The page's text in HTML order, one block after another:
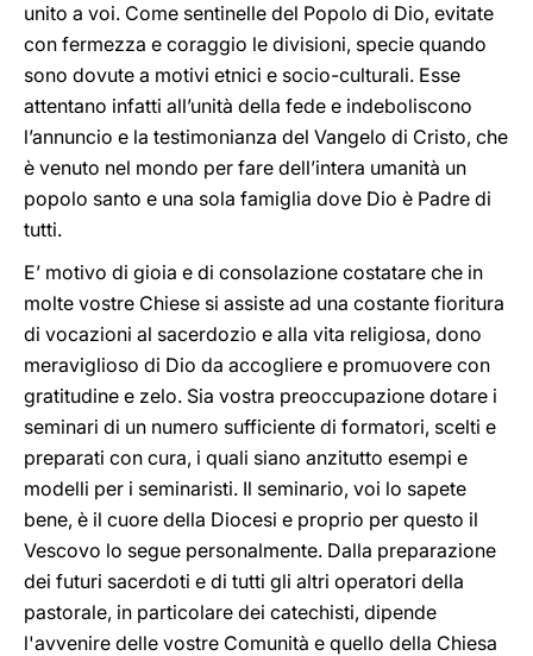
unito a voi. Come sentinelle del Popolo di Dio, evitate
con fermezza e coraggio le divisioni, specie quando
sono dovute a motivi etnici e socio-culturali. Esse
attentano infatti all’unità della fede e indeboliscono
l’annuncio e la testimonianza del Vangelo di Cristo, che
è venuto nel mondo per fare dell’intera umanità un
popolo santo e una sola famiglia dove Dio è Padre di
tutti.
E’ motivo di gioia e di consolazione costatare che in
molte vostre Chiese si assiste ad una costante fioritura
di vocazioni al sacerdozio e alla vita religiosa, dono
meraviglioso di Dio da accogliere e promuovere con
gratitudine e zelo. Sia vostra preoccupazione dotare i
seminari di un numero sufficiente di formatori, scelti e
preparati con cura, i quali siano anzitutto esempi e
modelli per i seminaristi. Il seminario, voi lo sapete
bene, è il cuore della Diocesi e proprio per questo il
Vescovo lo segue personalmente. Dalla preparazione
dei futuri sacerdoti e di tutti gli altri operatori della
pastorale, in particolare dei catechisti, dipende
l'avvenire delle vostre Comunità e quello della Chiesa